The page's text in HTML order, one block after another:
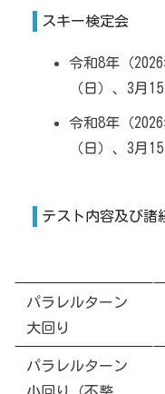
スキー検定会
令和8年（
（日）、3月
令和8年（
（日）、3月
テスト内容及び諸
パラレルターン
大回り
パラレルターン